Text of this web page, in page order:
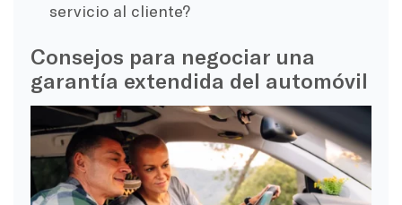
servicio al cliente?
Consejos para negociar una
garantía extendida del automóvil